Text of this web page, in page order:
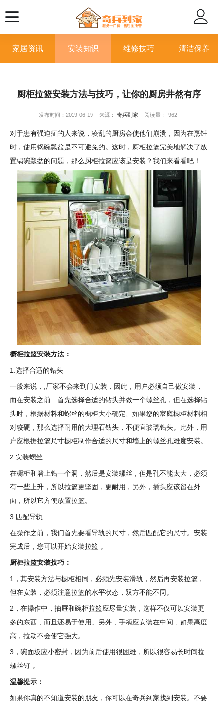
家居资讯 安装知识 维修技巧 清洁保养
厨柜拉篮安装方法与技巧，让你的厨房井然有序
发布时间：2019-06-19 来源： 奇兵到家 阅读量： 962
对于患有强迫症的人来说，凌乱的厨房会使他们崩溃，因为在烹饪
时，使用锅碗瓢盆是不可避免的。这时，厨柜拉篮完美地解决了放
置锅碗瓢盆的问题，那么厨柜拉篮应该是安装？我们来看看吧！
橱柜拉篮安装方法：
1.选择合适的钻头
一般来说，,厂家不会来到门安装，因此，用户必须自己做安装，
而在安装之前，首先选择合适的钻头并做一个螺丝孔，但在选择钻
头时，根据材料和螺丝的橱柜大小确定。如果您的家庭橱柜材料相
对较硬，那么选择耐用的大理石钻头，不便宜玻璃钻头。此外，用
户应根据拉篮尺寸橱柜制作合适的尺寸和墙上的螺丝孔难度安装。
2.安装螺丝
在橱柜和墙上钻一个洞，然后是安装螺丝，但是孔不能太大，必须
有一些上升，所以拉篮更坚固，更耐用，另外，插头应该留在外
面，所以它方便放置拉篮。
3.匹配导轨
在操作之前，我们首先要看导轨的尺寸，然后匹配它的尺寸。安装
完成后，您可以开始安装拉篮 。
厨柜拉篮安装技巧：
1，其安装方法与橱柜相同，必须先安装滑轨，然后再安装拉篮，
但在安装，必须注意拉篮的水平状态，双方不能不同。
2，在操作中，抽屉和碗柜拉篮应尽量安装，这样不仅可以安装更
多的东西，而且还易于使用。另外，手柄应安装在中间，如果高度
高，拉动不会使它强大。
3，碗面板应小密封，因为前后使用很困难，所以很容易长时间拉
螺丝钉 。
温馨提示：
如果你真的不知道安装的朋友，你可以在奇兵到家找到安装。不要